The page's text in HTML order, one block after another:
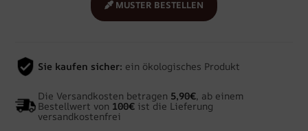
MUSTER BESTELLEN
Sie kaufen sicher: ein ökologisches Produkt
Die Versandkosten betragen 5,90€, ab einem
Bestellwert von 100€ ist die Lieferung
versandkostenfrei